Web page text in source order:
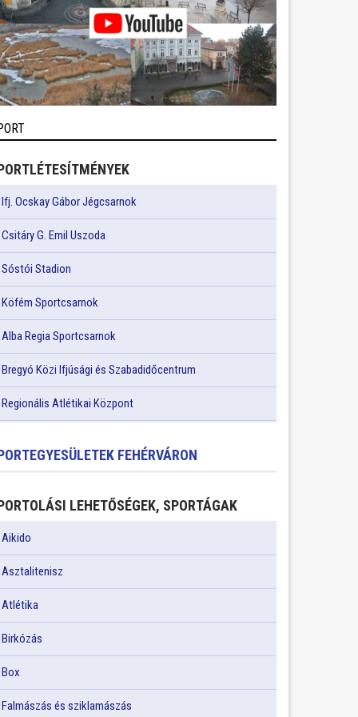
Ifj. Ocskay Gábor Jégcsarnok
Csitáry G. Emil Uszoda
Sóstói Stadion
Köfém Sportcsarnok
Alba Regia Sportcsarnok
Bregyó Közi Ifjúsági és Szabadidőcentrum
Regionális Atlétikai Központ
FEHÉRVÁRON
LEHETŐSÉGEK, SPORTÁGAK
Aikido
Asztalitenisz
Atlétika
Birkózás
Box
Falmászás és sziklamászás